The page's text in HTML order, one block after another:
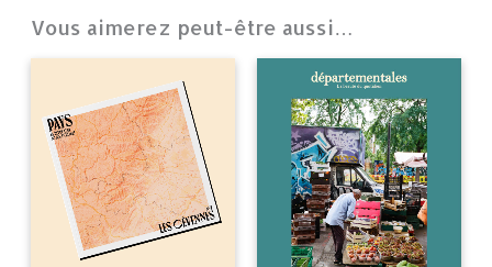
Vous aimerez peut-être aussi…